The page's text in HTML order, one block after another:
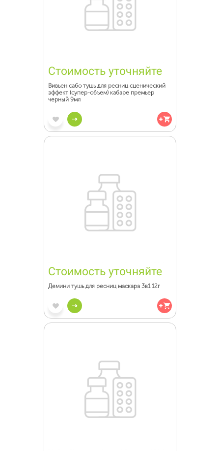
Стоимость уточняйте
Вивьен сабо тушь для ресниц сценический
эффект (супер-объем) кабаре премьер
черный 9мл
Стоимость уточняйте
Демини тушь для ресниц маскара 3в1 12г